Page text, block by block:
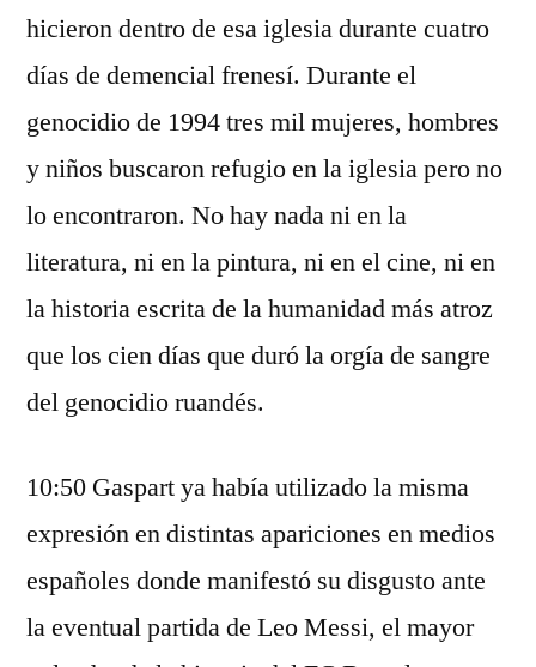
hicieron dentro de esa iglesia durante cuatro
días de demencial frenesí. Durante el
genocidio de 1994 tres mil mujeres, hombres
y niños buscaron refugio en la iglesia pero no
lo encontraron. No hay nada ni en la
literatura, ni en la pintura, ni en el cine, ni en
la historia escrita de la humanidad más atroz
que los cien días que duró la orgía de sangre
del genocidio ruandés.
10:50 Gaspart ya había utilizado la misma
expresión en distintas apariciones en medios
españoles donde manifestó su disgusto ante
la eventual partida de Leo Messi, el mayor